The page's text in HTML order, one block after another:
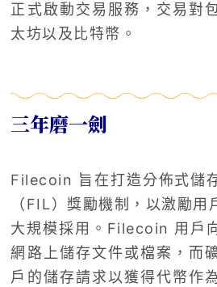
正式啟動交易服務，交易對
太坊以及比特幣。
三年磨一劍
Filecoin 旨在打造分佈式儲
（FIL）獎勵機制，以激勵用
大規模採用。Filecoin 用戶
網路上儲存文件或檔案，而
戶的儲存請求以獲得代幣作